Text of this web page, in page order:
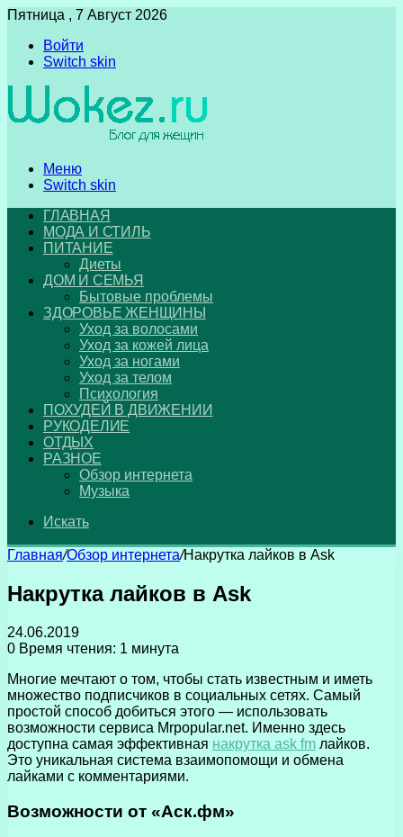
Пятница , 7 Август 2026
Войти
Switch skin
Меню
Switch skin
ГЛАВНАЯ
МОДА И СТИЛЬ
ПИТАНИЕ
Диеты
ДОМ И СЕМЬЯ
Бытовые проблемы
ЗДОРОВЬЕ ЖЕНЩИНЫ
Уход за волосами
Уход за кожей лица
Уход за ногами
Уход за телом
Психология
ПОХУДЕЙ В ДВИЖЕНИИ
РУКОДЕЛИЕ
ОТДЫХ
РАЗНОЕ
Обзор интернета
Музыка
Искать
Главная/Обзор интернета/Накрутка лайков в Ask
Накрутка лайков в Ask
24.06.2019
0 Время чтения: 1 минута
Многие мечтают о том, чтобы стать известным и иметь
множество подписчиков в социальных сетях. Самый
простой способ добиться этого — использовать
возможности сервиса Mrpopular.net. Именно здесь
доступна самая эффективная накрутка ask fm лайков.
Это уникальная система взаимопомощи и обмена
лайками с комментариями.
Возможности от «Аск.фм»